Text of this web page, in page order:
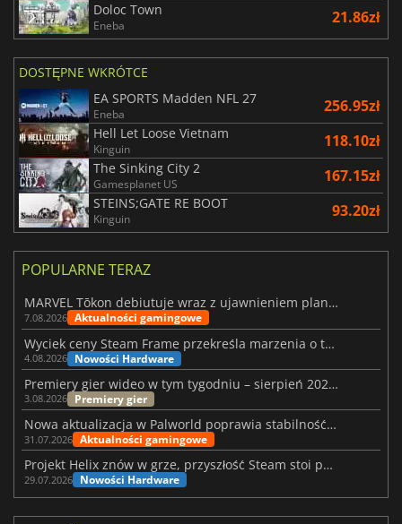
Doloc Town
Eneba 21.86zł
DOSTĘPNE WKRÓTCE
EA SPORTS Madden NFL 27
Eneba 256.95zł
Hell Let Loose Vietnam
Kinguin 118.10zł
The Sinking City 2
Gamesplanet US 167.15zł
STEINS;GATE RE BOOT
Kinguin 93.20zł
POPULARNE TERAZ
MARVEL Tōkon debiutuje wraz z ujawnieniem planu rozwoju na pierwszy rok
7.08.2026 Aktualności gamingowe
Wyciek ceny Steam Frame przekreśla marzenia o tanim zestawie VR
4.08.2026 Nowości Hardware
Premiery gier wideo w tym tygodniu – sierpień 2026 r. (32. tydzień)
3.08.2026 Premiery gier
Nowa aktualizacja w Palworld poprawia stabilność Sunreach i walk z bossami
31.07.2026 Aktualności gamingowe
Projekt Helix znów w grze, przyszłość Steam stoi pod znakiem zapytania
29.07.2026 Nowości Hardware